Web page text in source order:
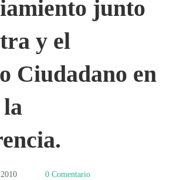
junto
y el
Ciudadano en
0 Comentario